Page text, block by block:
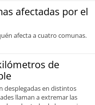
afectadas por el
afecta a cuatro comunas.
de
desplegadas en distintos
llaman a extremar las